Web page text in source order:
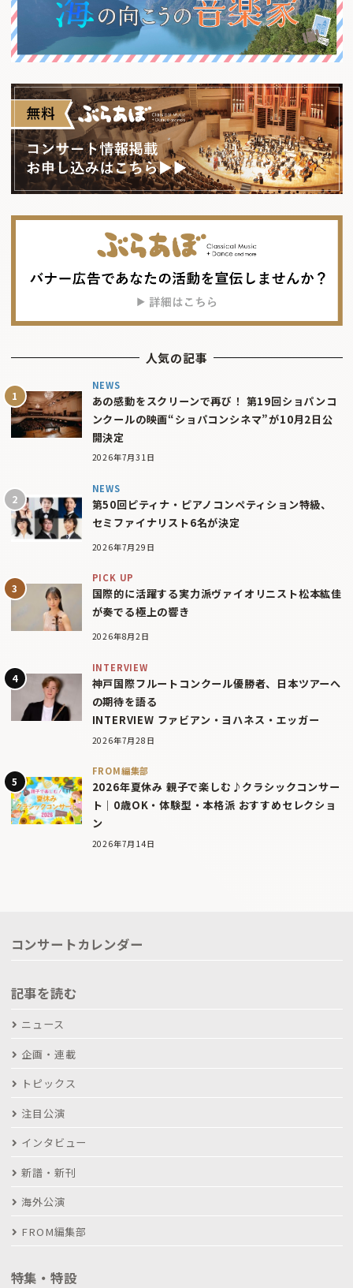
人気の記事
NEWS
あの感動をスクリーンで再び！ 第19回ショパンコ
ンクールの映画“ショパコンシネマ”が10月2日公
開決定
2026年7月31日
NEWS
第50回ピティナ・ピアノコンペティション特級、
セミファイナリスト6名が決定
2026年7月29日
PICK UP
国際的に活躍する実力派ヴァイオリニスト松本紘佳
が奏でる極上の響き
2026年8月2日
INTERVIEW
神戸国際フルートコンクール優勝者、日本ツアーへ
の期待を語る
INTERVIEW ファビアン・ヨハネス・エッガー
2026年7月28日
FROM編集部
2026年夏休み 親子で楽しむ♪クラシックコンサー
ト｜0歳OK・体験型・本格派 おすすめセレクショ
ン
2026年7月14日
コンサートカレンダー
記事を読む
ニュース
企画・連載
トピックス
注目公演
インタビュー
新譜・新刊
海外公演
FROM編集部
特集・特設